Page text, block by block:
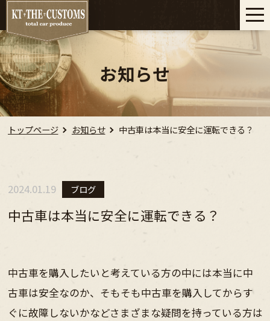
お知らせ
トップページ お知らせ 中古車は本当に安全に運転できる？
2024.01.19 ブログ
中古車は本当に安全に運転できる？
中古車を購入したいと考えている方の中には本当に中
古車は安全なのか、そもそも中古車を購入してからす
ぐに故障しないかなどさまざまな疑問を持っている方は